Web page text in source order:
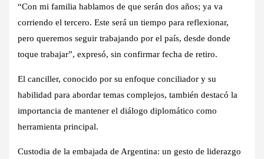
“Con mi familia hablamos de que serán dos años; ya va
corriendo el tercero. Este será un tiempo para reflexionar,
pero queremos seguir trabajando por el país, desde donde
toque trabajar”, ​​expresó, sin confirmar fecha de retiro.
El canciller, conocido por su enfoque conciliador y su
habilidad para abordar temas complejos, también destacó la
importancia de mantener el diálogo diplomático como
herramienta principal.
Custodia de la embajada de Argentina: un gesto de liderazgo